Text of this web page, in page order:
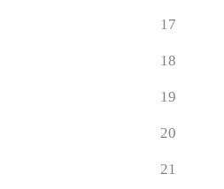
17
18
19
20
21